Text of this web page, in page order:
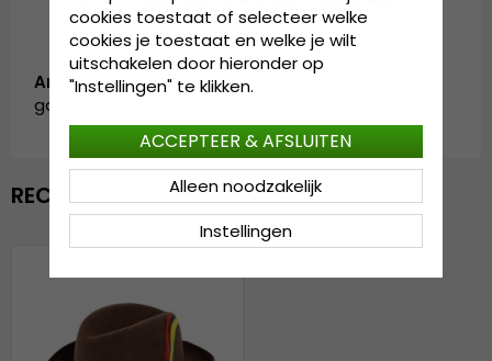
Artikelnummer:
garda.ocala.brown
RECENTELIJK BEKEKEN
cookies toestaat of selecteer welke
cookies je toestaat en welke je wilt
uitschakelen door hieronder op
"Instellingen" te klikken.
Instellingen
Alleen noodzakelijk
ACCEPTEER & AFSLUITEN